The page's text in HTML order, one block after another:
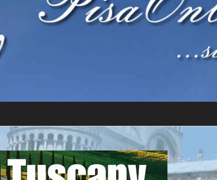
Share